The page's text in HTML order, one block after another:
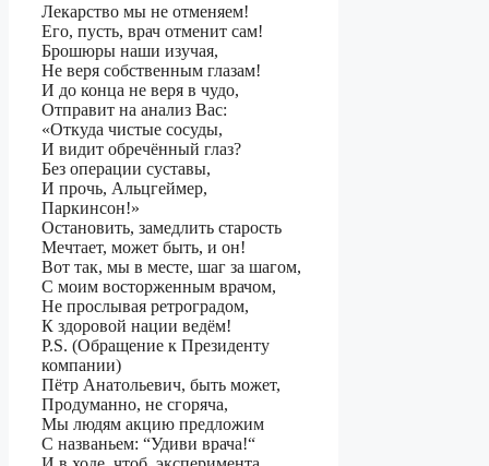
Лекарство мы не отменяем!
Его, пусть, врач отменит сам!
Брошюры наши изучая,
Не веря собственным глазам!
И до конца не веря в чудо,
Отправит на анализ Вас:
«Откуда чистые сосуды,
И видит обречённый глаз?
Без операции суставы,
И прочь, Альцгеймер,
Паркинсон!»
Остановить, замедлить старость
Мечтает, может быть, и он!
Вот так, мы в месте, шаг за шагом,
С моим восторженным врачом,
Не прослывая ретроградом,
К здоровой нации ведём!
P.S. (Обращение к Президенту
компании)
Пётр Анатольевич, быть может,
Продуманно, не сгоряча,
Мы людям акцию предложим
С названьем: “Удиви врача!“